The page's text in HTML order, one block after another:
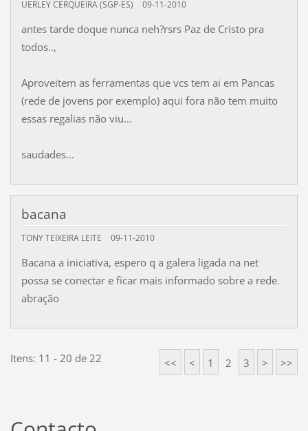
UERLEY CERQUEIRA (SGP-ES) 09-11-2010
antes tarde doque nunca neh?rsrs Paz de Cristo pra
todos..,
Aproveitem as ferramentas que vcs tem ai em Pancas
(rede de jovens por exemplo) aqui fora não tem muito
essas regalias não viu...
saudades...
bacana
TONY TEIXEIRA LEITE 09-11-2010
Bacana a iniciativa, espero q a galera ligada na net
possa se conectar e ficar mais informado sobre a rede.
abração
Itens: 11 - 20 de 22 << < 1 2 3 > >>